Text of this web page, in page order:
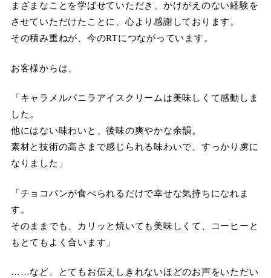
まざまなことを学ばせていただき、かけがえのない経験を
させていただけたことに、心より感謝しております。
その積み重ねが、今のRTにつながっています。
お客様からは、
「キャラメルバニラアイスクリームは美味しくて感動しま
した。
他にはない味わいと、後味の爽やかな余韻。
素材と技術の高さまで感じられる味わいで、すっかり虜に
なりました」
「チョコパンが食べられるだけで幸せな気持ちになれま
す。
そのままでも、カリッと焼いても美味しくて、コーヒーと
もとてもよく合います」
……など、とてもお伝えしきれないほどのお声をいただい